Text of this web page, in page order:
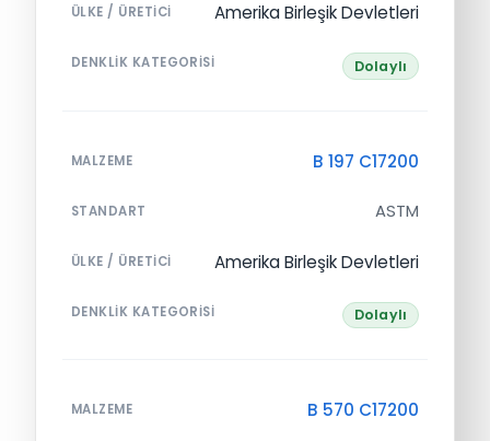
ÜLKE / ÜRETICI Amerika Birleşik Devletleri
DENKLIK KATEGORISI Dolaylı
MALZEME B 197 C17200
STANDART ASTM
ÜLKE / ÜRETICI Amerika Birleşik Devletleri
DENKLIK KATEGORISI Dolaylı
MALZEME B 570 C17200